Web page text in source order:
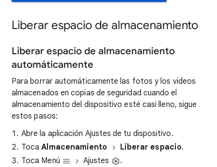
Liberar espacio de almacenamiento
Liberar espacio de almacenamiento
automáticamente
Para borrar automáticamente las fotos y los vídeos
almacenados en copias de seguridad cuando el
almacenamiento del dispositivo esté casi lleno, sigue
estos pasos:
Abre la aplicación Ajustes de tu dispositivo.
TocaAlmacenamiento Liberar espacio.
Toca Menú
Ajustes
.